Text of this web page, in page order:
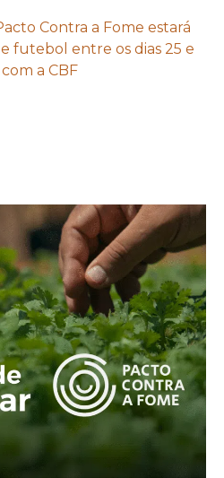
Contra a Fome estará
futebol entre os dias 25 e
a CBF